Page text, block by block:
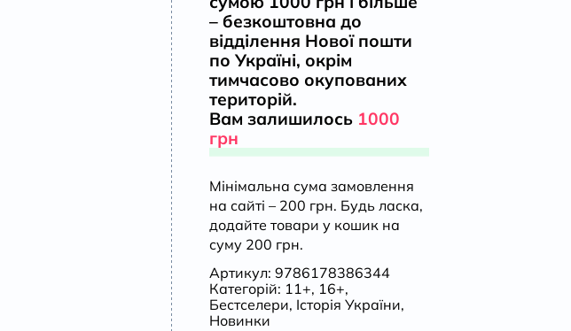
– безкоштовна до
відділення Нової пошти
по Україні, окрім
тимчасово окупованих
територій.
Вам залишилось 1000
грн
Мінімальна сума замовлення
на сайті – 200 грн. Будь ласка,
додайте товари у кошик на
суму 200 грн.
Артикул: 9786178386344
Категорій: 11+, 16+,
Бестселери, Історія України,
Новинки